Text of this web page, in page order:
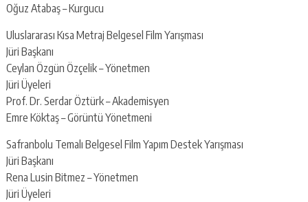
Oğuz Atabaş – Kurgucu
Uluslararası Kısa Metraj Belgesel Film Yarışması
Jüri Başkanı
Ceylan Özgün Özçelik – Yönetmen
Jüri Üyeleri
Prof. Dr. Serdar Öztürk – Akademisyen
Emre Köktaş – Görüntü Yönetmeni
Safranbolu Temalı Belgesel Film Yapım Destek Yarışması
Jüri Başkanı
Rena Lusin Bitmez – Yönetmen
Jüri Üyeleri